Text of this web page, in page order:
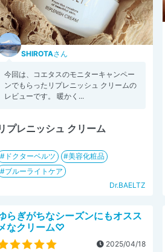
SHIROTAさん
今回は、コエタスのモニターキャンペー
ンでもらったリプレニッシュ クリームの
レビューです。 暖かく...
プレニッシュ クリーム
ドクターベルツ
美容化粧品
ブルーライトケア
Dr.BAELTZ
らぎがちなシーズンにもオスス
なクリーム♡
2025/04/18